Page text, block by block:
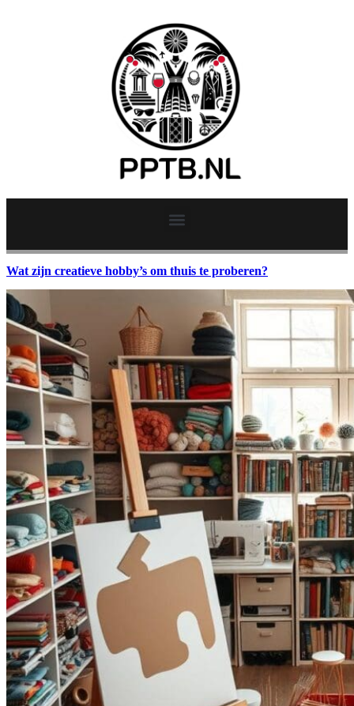
Wat zijn creatieve hobby’s om thuis te proberen?